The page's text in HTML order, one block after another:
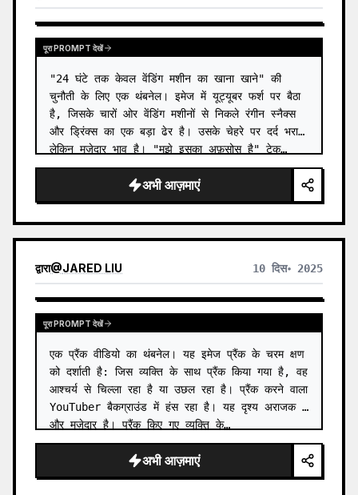
पूरा PROMPT देखें
"24 घंटे तक केवल वेंडिंग मशीन का खाना खाने" की
चुनौती के लिए एक थंबनेल। इमेज में यूट्यूबर फर्श पर बैठा
है, जिसके चारों ओर वेंडिंग मशीनों से निकले रंगीन स्नैक्स
और ड्रिंक्स का एक बड़ा ढेर है। उसके चेहरे पर दर्द भरा
लेकिन मज़ेदार भाव है। "मुझे इसका अफ़सोस है" टेक्…
अभी आज़माएं
द्वारा@JARED LIU 10 दिस॰ 2025
पूरा PROMPT देखें
एक प्रैंक वीडियो का थंबनेल। यह इमेज प्रैंक के चरम क्षण
को दर्शाती है: जिस व्यक्ति के साथ प्रैंक किया गया है, वह
आश्चर्य से चिल्ला रहा है या उछल रहा है। प्रैंक करने वाला
YouTuber बैकग्राउंड में हंस रहा है। यह दृश्य अराजक
और मज़ेदार है। प्रैंक किए गए व्यक्ति के…
अभी आज़माएं